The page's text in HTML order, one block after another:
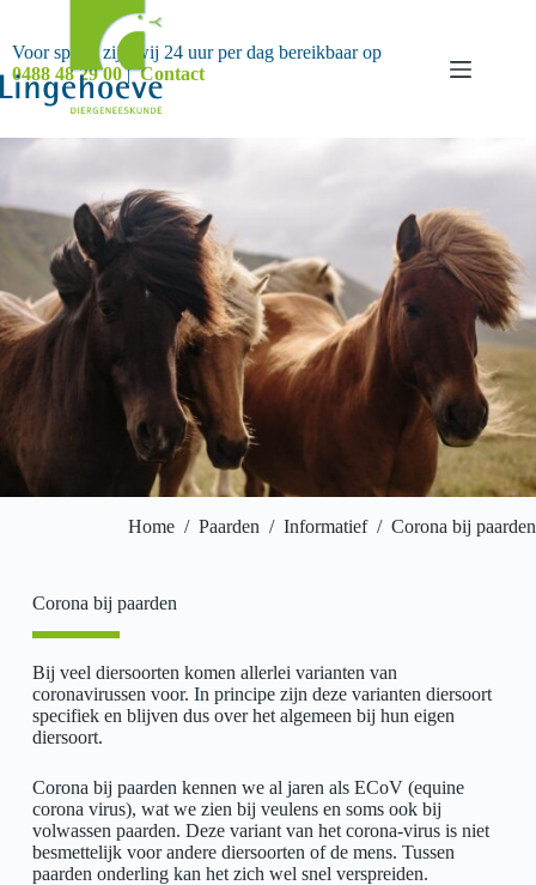
de
inhoud
Voor spoed zijn wij 24 uur per dag bereikbaar op
0488 48 29 00|Contact
Home / Paarden / Informatief / Corona bij paarden
Corona bij paarden
Bij veel diersoorten komen allerlei varianten van
coronavirussen voor. In principe zijn deze varianten diersoort
specifiek en blijven dus over het algemeen bij hun eigen
diersoort.
Corona bij paarden kennen we al jaren als ECoV (equine
corona virus), wat we zien bij veulens en soms ook bij
volwassen paarden. Deze variant van het corona-virus is niet
besmettelijk voor andere diersoorten of de mens. Tussen
paarden onderling kan het zich wel snel verspreiden.